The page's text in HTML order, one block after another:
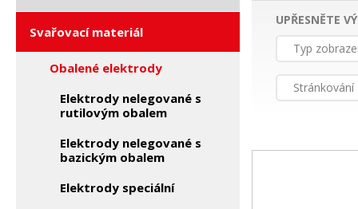
Svařovací materiál
Obalené elektrody
Elektrody nelegované s
rutilovým obalem
Elektrody nelegované s
bazickým obalem
Elektrody speciální
UPŘESNĚTE
Typ
Stránkování